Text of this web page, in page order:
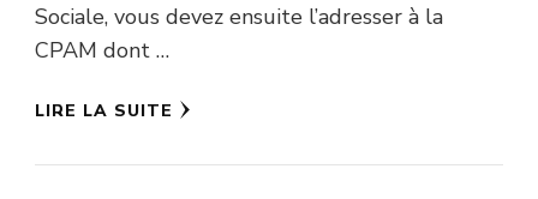
Sociale, vous devez ensuite l’adresser à la
CPAM dont …
LIRE LA SUITE